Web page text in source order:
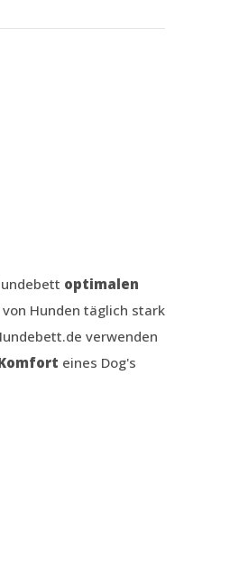
optimalen
Hunden täglich stark
verwenden
eines Dog's